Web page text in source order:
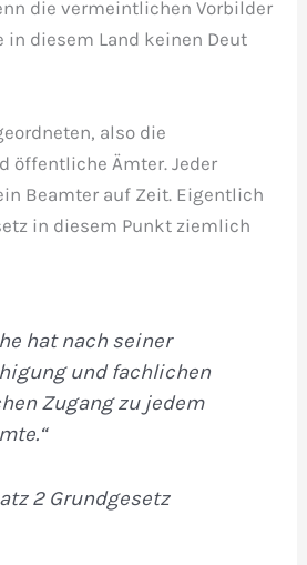
die vermeintlichen Vorbilder
in diesem Land keinen Deut
also die
öffentliche Ämter. Jeder
Beamter auf Zeit. Eigentlich
in diesem Punkt ziemlich
hat nach seiner
und fachlichen
Zugang zu jedem
2 Grundgesetz